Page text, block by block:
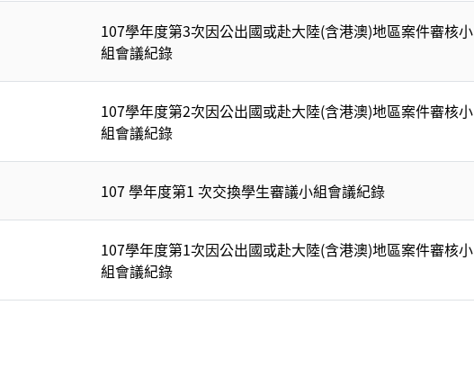
107學年度第3次因公出國或赴大陸(含港澳)地區案件審核小
組會議紀錄
107學年度第2次因公出國或赴大陸(含港澳)地區案件審核小
組會議紀錄
107 學年度第1 次交換學生審議小組會議紀錄
107學年度第1次因公出國或赴大陸(含港澳)地區案件審核小
組會議紀錄